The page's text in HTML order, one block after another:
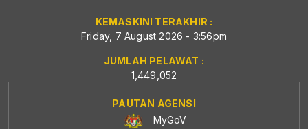
KEMASKINI TERAKHIR :
Friday, 7 August 2026 - 3:56pm
JUMLAH PELAWAT :
1,449,052
PAUTAN AGENSI
MyGoV